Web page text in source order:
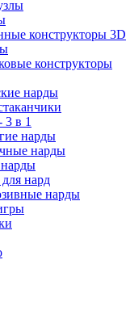
конструкторы 3D
конструкторы
нарды
в 1
нарды
нарды
нард
нарды